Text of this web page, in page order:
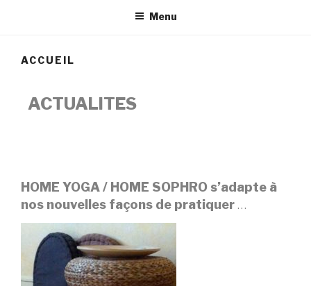
Menu
ACCUEIL
ACTUALITES
HOME YOGA / HOME SOPHROs’adapte à
nos nouvelles façons de pratiquer …